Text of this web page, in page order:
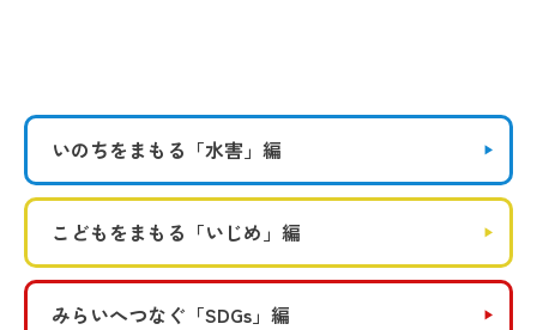
いのちをまもる 「水害」編
こどもをまもる 「いじめ」編
みらいへつなぐ 「SDGs」編